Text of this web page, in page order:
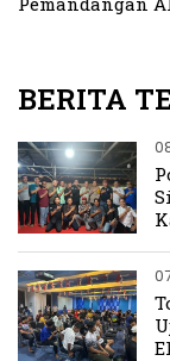
BERITA